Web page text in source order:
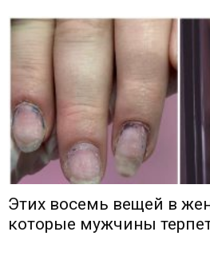
Этих восемь вещей в
которые мужчины